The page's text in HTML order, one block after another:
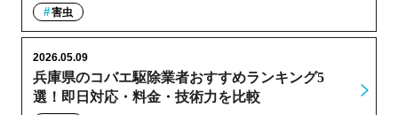
害虫
兵庫県のコバエ駆除業者おすすめランキング5
選！即日対応・料金・技術力を比較
2026.05.09